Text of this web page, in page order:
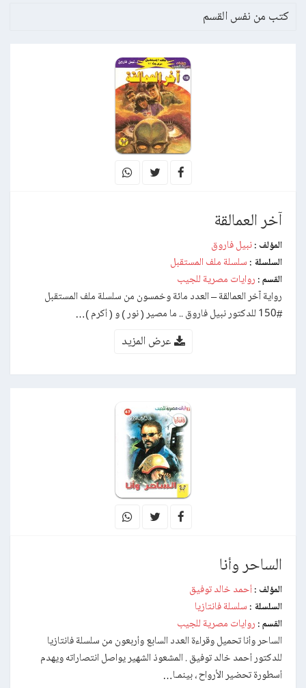
كتب من نفس القسم
آخر العمالقة
المؤلف : نبيل فاروق
السلسلة : سلسلة ملف المستقبل
القسم : روايات مصرية للجيب
رواية آخر العمالقة – العدد مائة وخمسون من سلسلة ملف المستقبل
#150 للدكتور نبيل فاروق .. ما مصير ( نور ) و ( أكرم )…
عرض المزيد
الساحر وأنا
المؤلف : أحمد خالد توفيق
السلسلة : سلسلة فانتازيا
القسم : روايات مصرية للجيب
الساحر وأنا تحميل وقراءة العدد السابع وأربعون من سلسلة فانتازيا
للدكتور أحمد خالد توفيق . المشعوذ الشهير يواصل انتصاراته ويهدم
أسطورة تحضير الأرواح ، بينمـا…